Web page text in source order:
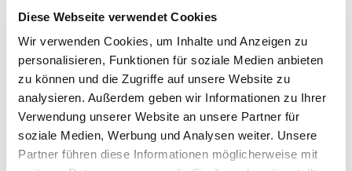
Diese Webseite verwendet Cookies
Wir verwenden Cookies, um Inhalte und Anzeigen zu
personalisieren, Funktionen für soziale Medien anbieten
zu können und die Zugriffe auf unsere Website zu
analysieren. Außerdem geben wir Informationen zu Ihrer
Verwendung unserer Website an unsere Partner für
soziale Medien, Werbung und Analysen weiter. Unsere
Partner führen diese Informationen möglicherweise mit
Gewährleistung eines reibungslosen
Verbindungsaufbaus der Website,
Auswertung der Systemsicherheit und -stabilität
sowie
zu weiteren administrativen Zwecken im Rahmen
der Vertragserfüllung oder zur Erfüllung
gesetzlicher oder aufsichtsbehördlicher